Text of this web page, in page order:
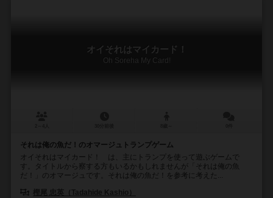
オイそれはマイカード！
Oh Soreha My Card!
それは俺の魚だ！のオマージュトランプゲーム
オイそれはマイカード！ は、主にトランプを使って遊ぶゲームで
す。タイトルから察する方もいるかもしれませんが「それは俺の魚
だ！」のオマージュです。それは俺の魚だ！を参考に考えた...
樫尾 忠英（Tadahide Kashio）